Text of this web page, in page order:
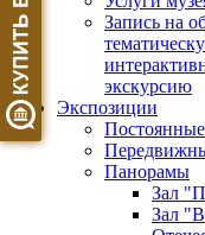
Запись на
экскурсию
Экспозиции
Панорамы
Зал
Зал